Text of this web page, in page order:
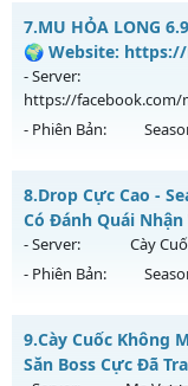
Thể loại: Mu
Antihack:
MU HỎA LONG
Mu mới ra tháng 08
https://
01/08/2626
Exp: 9999x - Drop:
Thể loại: Mu
Antihack: XShield
7.MU HỎA LONG
🌍 Website:
- Server:
https://facebook.com/
- Phiên Bản:
MU HỎA LONG
Mu mới ra tháng 07
https://
31/07/2626
Kiểu reset: Non
Thể loại: Mu
8.Drop Cực Cao -
Có Đánh Quái Nhận
- Server: Cày
- Phiên Bản:
Drop Cực Cao -
Mu mới ra tháng 08
9.Cày Cuốc Không
Săn Boss Cực Đã